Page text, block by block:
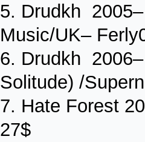
5. Drudkh
Music/UK–
6. Drudkh ‎ 2006–
Solitude) /
7. Hate Forest
27$